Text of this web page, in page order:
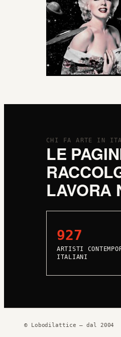
CHI FA ARTE IN
LE
LAVORA
927
ARTISTI
ITALIANI
© Lobodilattice — dal 2004